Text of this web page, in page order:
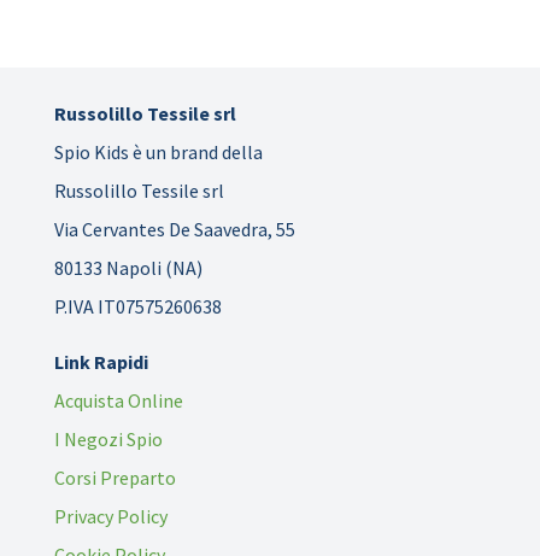
Russolillo Tessile srl
Spio Kids è un brand della
Russolillo Tessile srl
Via Cervantes De Saavedra, 55
80133 Napoli (NA)
P.IVA IT07575260638
Link Rapidi
Acquista Online
I Negozi Spio
Corsi Preparto
Privacy Policy